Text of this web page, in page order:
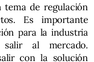
tema de regulación
Es importante
para la industria
al mercado.
con la solución